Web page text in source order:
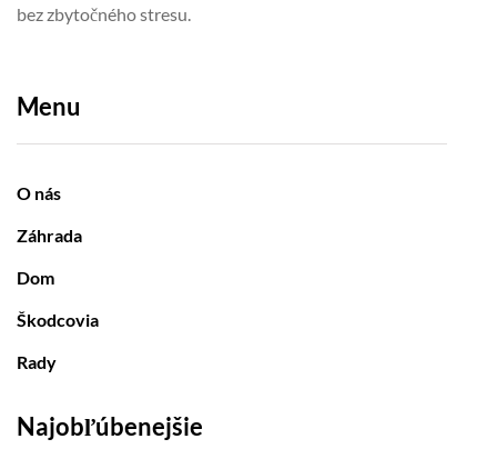
bez zbytočného stresu.
Menu
O nás
Záhrada
Dom
Škodcovia
Rady
Najobľúbenejšie